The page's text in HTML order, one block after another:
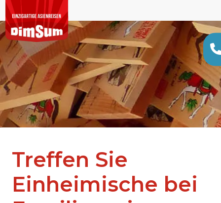
Treffen Sie
Einheimische bei